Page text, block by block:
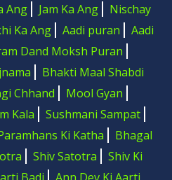
Ang
Jam Ka Ang
Nischay
Ka Ang Aadi puran
Aadi
Dand Moksh Puran
Bhakti Maal Shabdi
Chhand
Mool Gyan
Kala
Sushmani Sampat
Ki Katha
Bhagal
Shiv Satotra
Shiv Ki